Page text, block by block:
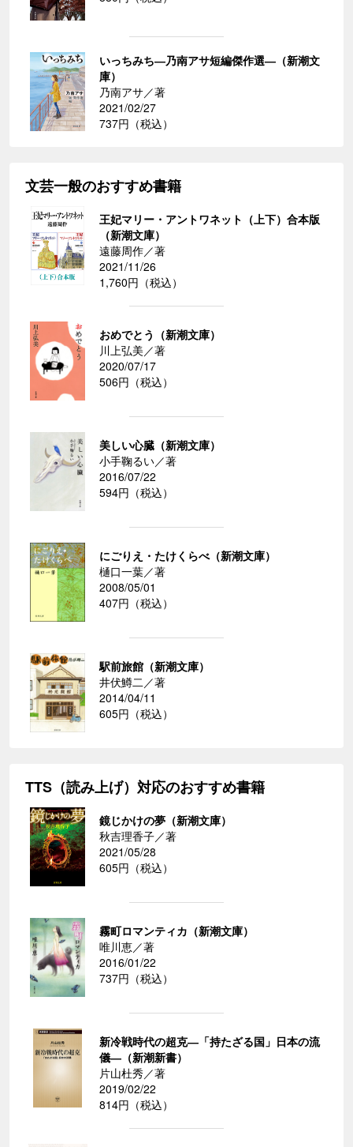
いっちみち―乃南アサ短編傑作選―（新潮文
庫）
乃南アサ／著
2021/02/27
737円（税込）
文芸一般のおすすめ書籍
王妃マリー・アントワネット（上下）合本版
（新潮文庫）
遠藤周作／著
2021/11/26
1,760円（税込）
おめでとう（新潮文庫）
川上弘美／著
2020/07/17
506円（税込）
美しい心臓（新潮文庫）
小手鞠るい／著
2016/07/22
594円（税込）
にごりえ・たけくらべ（新潮文庫）
樋口一葉／著
2008/05/01
407円（税込）
駅前旅館（新潮文庫）
井伏鱒二／著
2014/04/11
605円（税込）
TTS（読み上げ）対応のおすすめ書籍
鏡じかけの夢（新潮文庫）
秋吉理香子／著
2021/05/28
605円（税込）
霧町ロマンティカ（新潮文庫）
唯川恵／著
2016/01/22
737円（税込）
新冷戦時代の超克―「持たざる国」日本の流
儀―（新潮新書）
片山杜秀／著
2019/02/22
814円（税込）